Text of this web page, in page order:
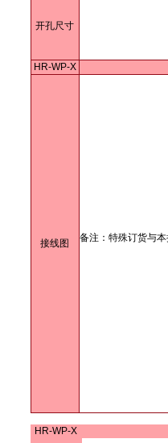
开孔尺寸
HR-WP-X
接线图 备注：特殊订货与
HR-WP-X